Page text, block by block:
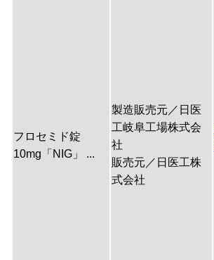
フロセミド錠
10mg「NIG」 ...
製造販売元／日医
工岐阜工場株式会
社
販売元／日医工株
式会社